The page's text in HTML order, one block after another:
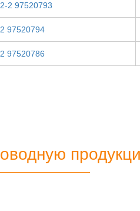
2 97520793
97520794
97520786